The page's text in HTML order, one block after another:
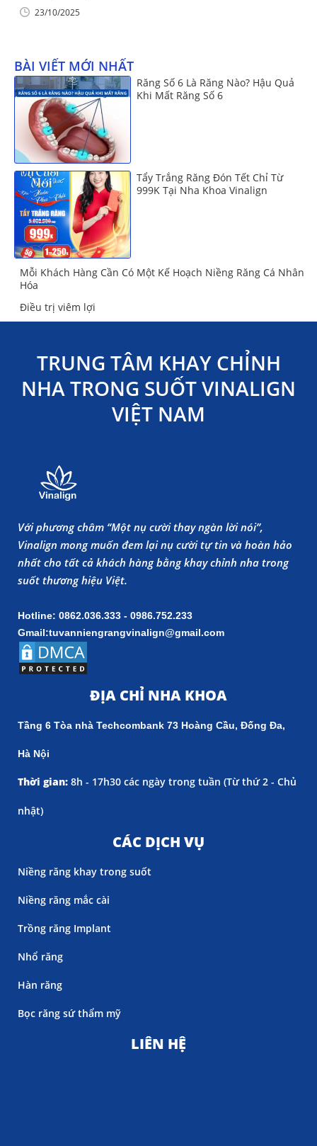
23/10/2025
BÀI VIẾT MỚI NHẤT
Răng Số 6 Là Răng Nào? Hậu Quả
Khi Mất Răng Số 6
Tẩy Trắng Răng Đón Tết Chỉ Từ
999K Tại Nha Khoa Vinalign
Mỗi Khách Hàng Cần Có Một Kế Hoạch Niềng Răng Cá Nhân
Hóa
Điều trị viêm lợi
TRUNG TÂM KHAY CHỈNH
NHA TRONG SUỐT VINALIGN
VIỆT NAM
Với phương châm “Một nụ cười thay ngàn lời nói”,
Vinalign mong muốn đem lại nụ cười tự tin và hoàn hảo
nhất cho tất cả khách hàng bằng khay chỉnh nha trong
suốt thương hiệu Việt.
Hotline: 0862.036.333 - 0986.752.233
Gmail:tuvanniengrangvinalign@gmail.com
ĐỊA CHỈ NHA KHOA
Tầng 6 Tòa nhà Techcombank 73 Hoàng Cầu, Đống Đa,
Hà Nội
Thời gian: 8h - 17h30 các ngày trong tuần (Từ thứ 2 - Chủ
nhật)
CÁC DỊCH VỤ
Niềng răng khay trong suốt
Niềng răng mắc cài
Trồng răng Implant
Nhổ răng
Hàn răng
Bọc răng sứ thẩm mỹ
LIÊN HỆ